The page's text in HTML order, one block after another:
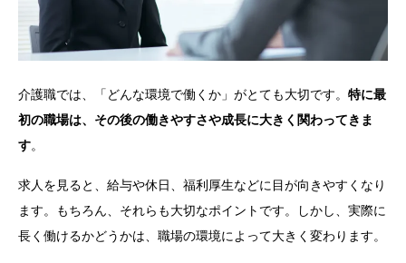
介護職では、「どんな環境で働くか」がとても大切です。 特に最
初の職場は、その後の働きやすさや成長に大きく関わってきま
す。
求人を見ると、給与や休日、福利厚生などに目が向きやすくなり
ます。もちろん、それらも大切なポイントです。しかし、実際に
長く働けるかどうかは、職場の環境によって大きく変わります。